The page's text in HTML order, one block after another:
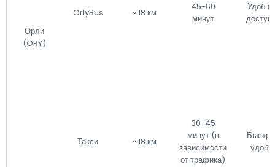
Орли
(ORY)
OrlyBus ~ 18 км
45-60
минут
Такси ~ 18 км
30-45
минут (в
зависимости
от трафика)